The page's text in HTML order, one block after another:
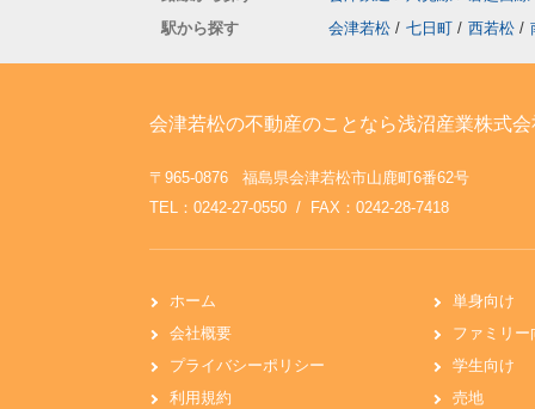
駅から探す
会津若松 / 七日町 / 西若松 /
会津若松の不動産のことなら浅沼産業株式
〒965-0876 福島県会津若松市山鹿町6番62号
TEL：0242-27-0550 / FAX：0242-28-7418
ホーム
会社概要
プライバシーポリシー
利用規約
単身向け
ファミリー
学生向け
売地